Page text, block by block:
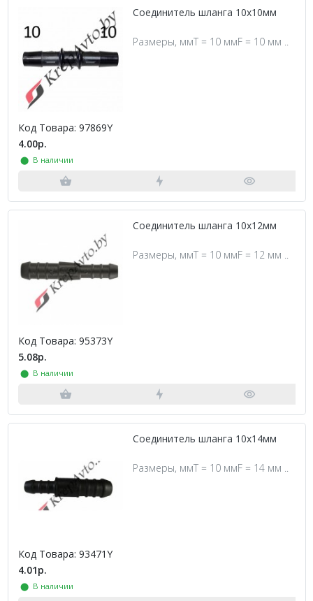
Соединитель шланга 10х10мм
Размеры, ммT = 10 ммF = 10 мм ..
Код Товара: 97869Y
4.00р.
⬤ В наличии
Соединитель шланга 10х12мм
Размеры, ммT = 10 ммF = 12 мм ..
Код Товара: 95373Y
5.08р.
⬤ В наличии
Соединитель шланга 10х14мм
Размеры, ммT = 10 ммF = 14 мм ..
Код Товара: 93471Y
4.01р.
⬤ В наличии